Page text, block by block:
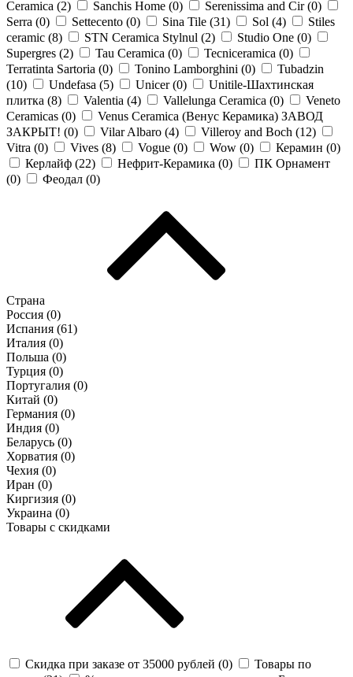
Ceramica (2) Sanchis Home (0) Serenissima and Cir (0)
Serra (0) Settecento (0) Sina Tile (31) Sol (4)
Stiles
ceramic (8) STN Ceramica Stylnul (2) Studio One (0)
Supergres (2) Tau Ceramica (0) Tecniceramica (0)
Terratinta Sartoria (0) Tonino Lamborghini (0)
Tubadzin
(10) Undefasa (5) Unicer (0)
Unitile-Шахтинская
плитка (8) Valentia (4) Vallelunga Ceramica (0)
Veneto
Ceramicas (0)
Venus Ceramica (Венус Керамика) ЗАВОД
ЗАКРЫТ! (0) Vilar Albaro (4) Villeroy and Boch (12)
Vitra (0) Vives (8) Vogue (0) Wow (0) Керамин (0)
Керлайф (22) Нефрит-Керамика (0)
ПК Орнамент
(0) Феодал (0)
Страна
Россия (0)
Испания (61)
Италия (0)
Польша (0)
Турция (0)
Португалия (0)
Китай (0)
Германия (0)
Индия (0)
Беларусь (0)
Хорватия (0)
Чехия (0)
Иран (0)
Киргизия (0)
Украина (0)
Товары с скидками
Скидка при заказе от 35000 рублей (0)
Товары по